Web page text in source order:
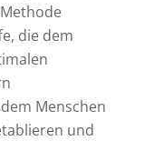
die dem
Menschen
und